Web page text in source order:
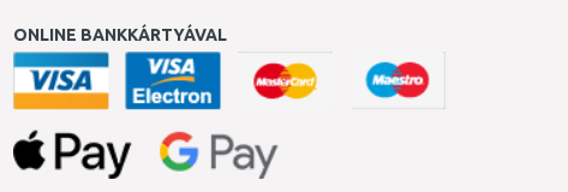
ONLINE BANKKÁRTYÁVAL